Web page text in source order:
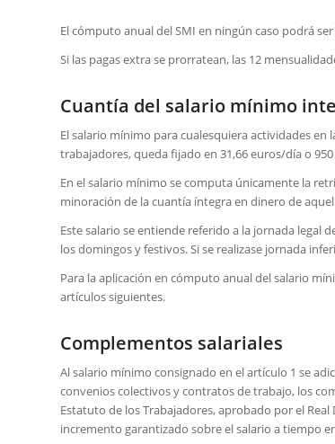
El cómputo anual del SMI en ningún caso podrá
Si las pagas extra se prorratean, las 12
Cuantía del salario mínimo
El salario mínimo para cualesquiera actividades
trabajadores, queda fijado en 31,66 euros/día o
En el salario mínimo se computa únicamente la
minoración de la cuantía íntegra en dinero de
Este salario se entiende referido a la jornada legal
los domingos y festivos. Si se realizase jornada
Para la aplicación en cómputo anual del salario
artículos siguientes.
Complementos salariales
Al salario mínimo consignado en el artículo 1 se
convenios colectivos y contratos de trabajo, los
Estatuto de los Trabajadores, aprobado por el
incremento garantizado sobre el salario a tiempo